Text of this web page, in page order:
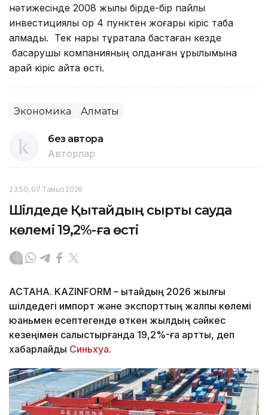
нәтижесінде 2008 жылы бірде-бір пайлық
инвестициялық қор 4 пунктен жоғары кіріс таба
алмады. Тек нарық тұрақтала бастаған кезде
басқарушы компанияның қолданған құрылымына
қарай кіріс қайта өсті.
Экономика Алматы
без автора
Авторлар
23:50, 07 Тамыз 2026
Шілдеде Қытайдың сыртқы сауда
көлемі 19,2%-ға өсті
АСТАНА. KAZINFORM – Қытайдың 2026 жылғы
шілдедегі импорт және экспорттың жалпы көлемі
юаньмен есептегенде өткен жылдың сәйкес
кезеңімен салыстырғанда 19,2%-ға артты, деп
хабарлайды Синьхуа.